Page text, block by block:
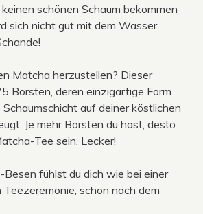
schönen Schaum bekommen
sich nicht gut mit dem Wasser
Matcha herzustellen? Dieser
Borsten, deren einzigartige Form
auf deiner köstlichen
Je mehr Borsten du hast, desto
Tee sein. Lecker!
fühlst du dich wie bei einer
schon nach dem